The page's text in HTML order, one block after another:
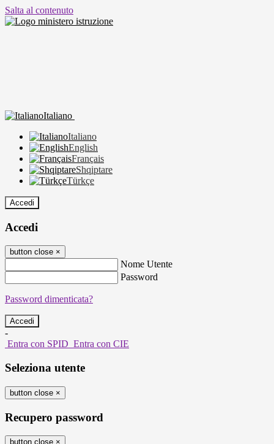
Salta al contenuto
Italiano
Italiano
English
Français
Shqiptare
Türkçe
Accedi
Accedi
button close ×
Nome Utente
Password
Password dimenticata?
-
Entra con SPID Entra con CIE
Seleziona utente
button close ×
Recupero password
button close ×